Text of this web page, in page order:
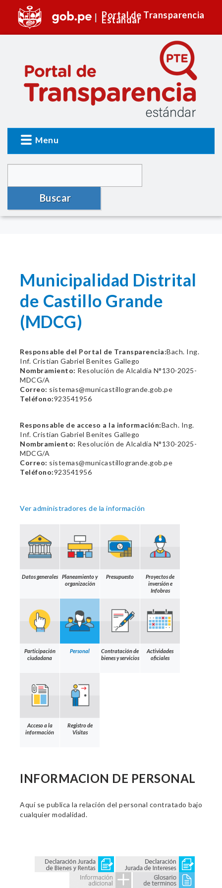
Portal de Transparencia
Estándar
Menu
Buscar
Municipalidad Distrital
de Castillo Grande
(MDCG)
Responsable del Portal de Transparencia:Bach. Ing.
Inf. Cristian Gabriel Benites Gallego
Nombramiento: Resolución de Alcaldía N°130-2025-
MDCG/A
Correo: sistemas@municastillogrande.gob.pe
Teléfono:923541956
Responsable de acceso a la información:Bach. Ing.
Inf. Cristian Gabriel Benites Gallego
Nombramiento: Resolución de Alcaldía N°130-2025-
MDCG/A
Correo: sistemas@municastillogrande.gob.pe
Teléfono:923541956
Ver administradores de la información
Datos generales
Planeamiento y
organización
Presupuesto
Proyectos de
inversión e
Infobras
Participación
ciudadana
Personal
Contratación de
bienes y servicios
Actividades
oficiales
Acceso a la
información
Registro de
Visitas
INFORMACION DE PERSONAL
Aquí se publica la relación del personal contratado bajo
cualquier modalidad.